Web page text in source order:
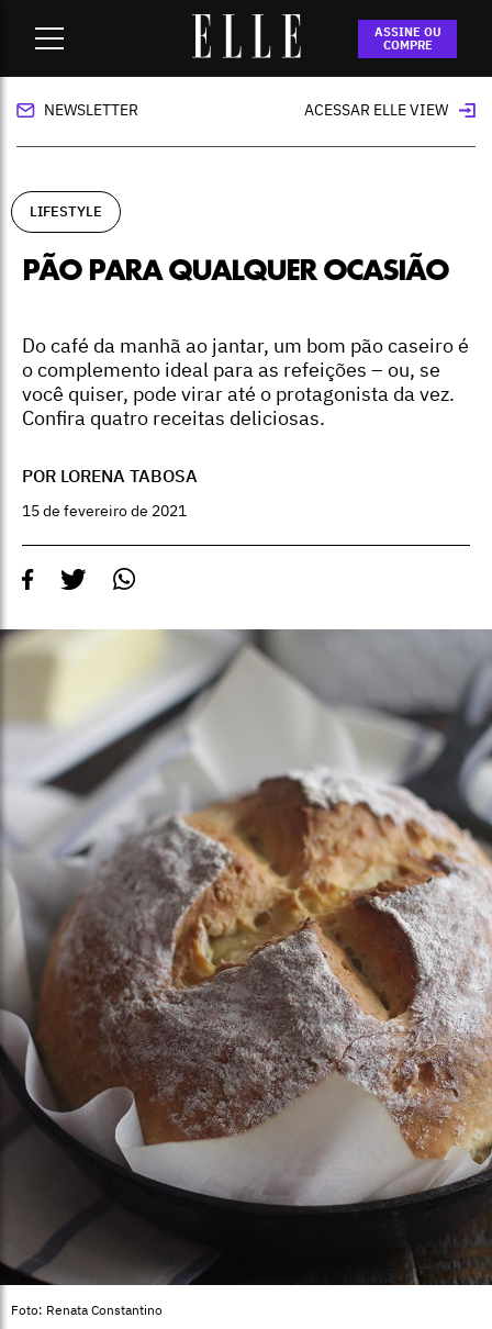
ASSINE OU
COMPRE
Pão para qualquer ocasião
NEWSLETTER ACESSAR ELLE VIEW
LIFESTYLE
PÃO PARA QUALQUER OCASIÃO
Do café da manhã ao jantar, um bom pão caseiro é
o complemento ideal para as refeições – ou, se
você quiser, pode virar até o protagonista da vez.
Confira quatro receitas deliciosas.
POR LORENA TABOSA
15 de fevereiro de 2021
Foto: Renata Constantino